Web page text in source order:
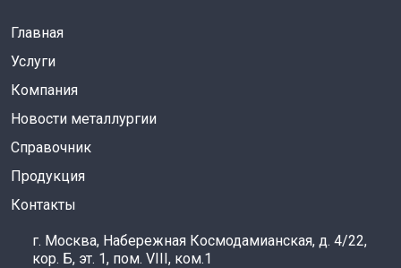
Главная
Услуги
Компания
Новости металлургии
Справочник
Продукция
Контакты
г. Москва, Набережная Космодамианская, д. 4/22,
кор. Б, эт. 1, пом. VIII, ком.1